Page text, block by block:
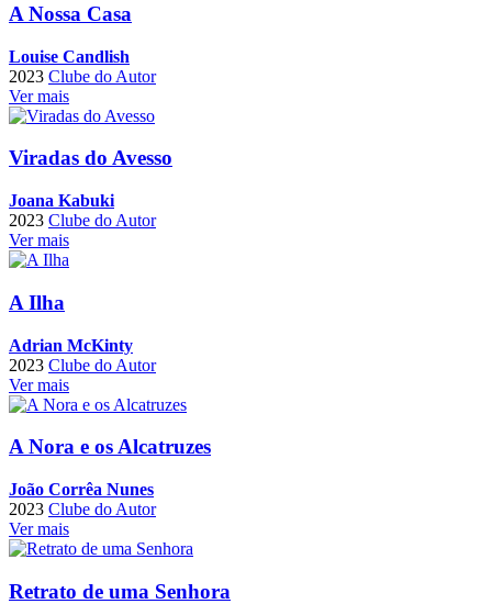
A Nossa Casa
Louise Candlish
2023 Clube do Autor
Ver mais
Viradas do Avesso
Joana Kabuki
2023 Clube do Autor
Ver mais
A Ilha
Adrian McKinty
2023 Clube do Autor
Ver mais
A Nora e os Alcatruzes
João Corrêa Nunes
2023 Clube do Autor
Ver mais
Retrato de uma Senhora